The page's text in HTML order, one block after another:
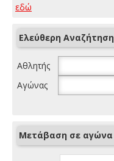
εδώ
Ελεύθερη Αναζήτηση
Αθλητής
Αγώνας
Μετάβαση σε αγώνα